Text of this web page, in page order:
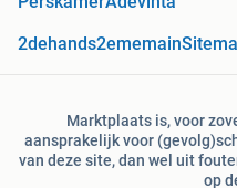
2dehands2ememain
Marktplaats is, voor
aansprakelijk voor
van deze site, dan wel uit
op